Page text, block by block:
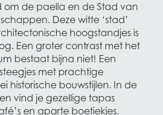
om de paella en de Stad van
Deze witte ‘stad’
hoogstandjes is
Een groter contrast met het
bestaat bijna niet! Een
met prachtige
historische bouwstijlen. In de
vind je gezellige tapas
en aparte boetiekjes.